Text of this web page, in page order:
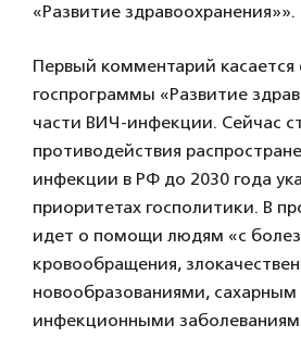
«Развитие здравоохранения»».
Первый комментарий
госпрограммы «Развитие
части ВИЧ-инфекции. Сейчас
противодействия
инфекции в РФ до 2030 года
приоритетах госполитики. В
идет о помощи людям «с
кровообращения,
новообразованиями,
инфекционными